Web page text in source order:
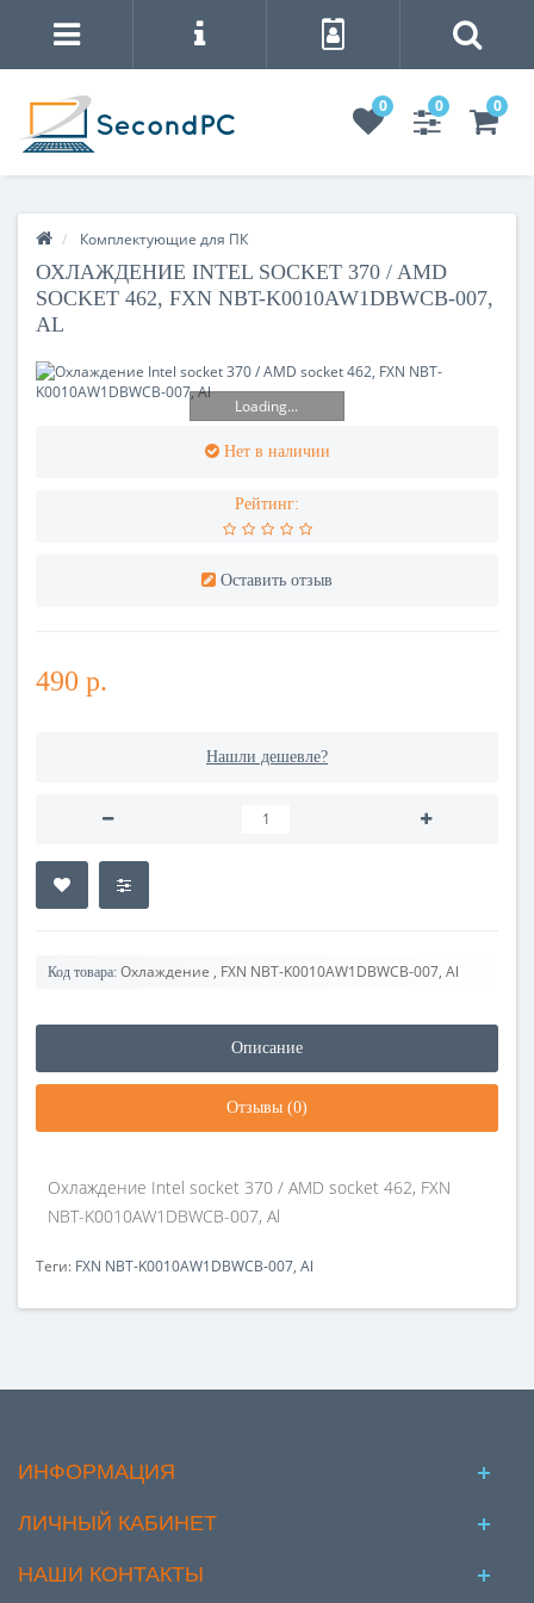
0 0 0
Комплектующие для ПК
ОХЛАЖДЕНИЕ INTEL SOCKET 370 / AMD
SOCKET 462, FXN NBT-K0010AW1DBWCB-007,
AL
Loading...
Нет в наличии
Рейтинг:
Оставить отзыв
490 р.
Нашли дешевле?
Код товара: Охлаждение , FXN NBT-K0010AW1DBWCB-007, Al
Описание
Отзывы (0)
Охлаждение Intel socket 370 / AMD socket 462, FXN
NBT-K0010AW1DBWCB-007, Al
Теги: FXN NBT-K0010AW1DBWCB-007, Al
ИНФОРМАЦИЯ
ЛИЧНЫЙ КАБИНЕТ
НАШИ КОНТАКТЫ